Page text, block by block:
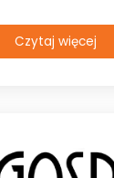
Czytaj więcej